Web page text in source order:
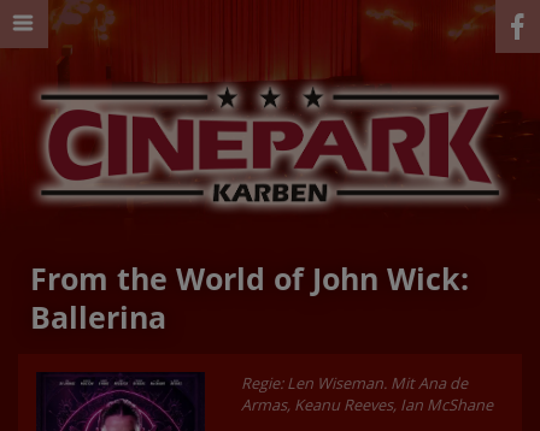
From the World of John Wick:
Ballerina
Regie: Len Wiseman. Mit Ana de
Armas, Keanu Reeves, Ian McShane